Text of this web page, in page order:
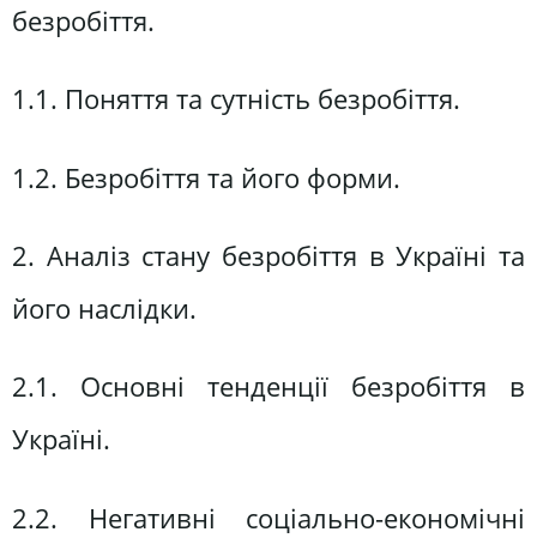
безробіття.
1.1. Поняття та сутність безробіття.
1.2. Безробіття та його форми.
2. Аналіз стану безробіття в Україні та
його наслідки.
2.1. Основні тенденції безробіття в
Україні.
2.2. Негативні соціально-економічні